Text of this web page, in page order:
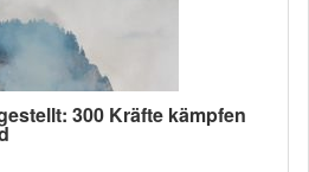
300 Kräfte kämpfen